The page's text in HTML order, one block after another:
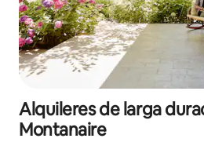
Alquileres de larga
Montanaire